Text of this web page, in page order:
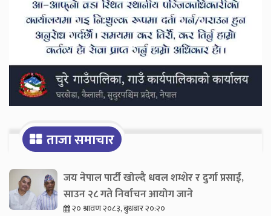
ताजा समाचार
जय नेपाल पार्टी खोल्दै धवल शम्शेर र दुर्गा प्रसाईं,
साउन २८ गते निर्वाचन आयोग जाने
२० श्रावण २०८३, बुधबार २०:२०